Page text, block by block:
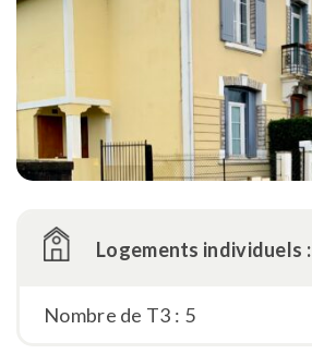
Logements individuels :
Nombre de T3 : 5